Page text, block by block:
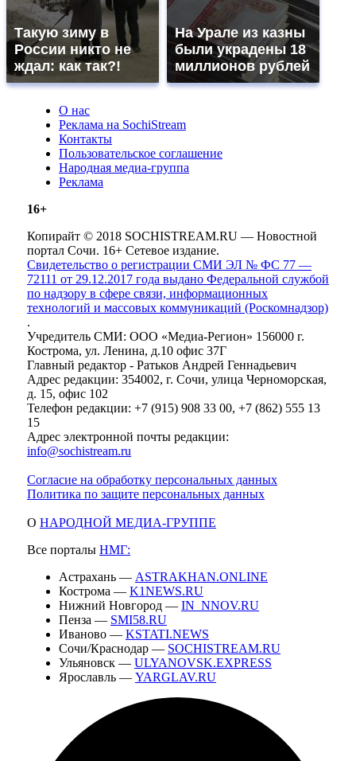
Такую зиму в
России никто не
ждал: как так?!
На Урале из казны
были украдены 18
миллионов рублей
О нас
Реклама на SochiStream
Контакты
Пользовательское соглашение
Народная медиа-группа
Реклама
16+
Копирайт © 2018 SOCHISTREAM.RU — Новостной
портал Сочи. 16+ Сетевое издание.
Свидетельство о регистрации СМИ ЭЛ № ФС 77 —
72111 от 29.12.2017 года выдано Федеральной службой
по надзору в сфере связи, информационных
технологий и массовых коммуникаций (Роскомнадзор)
.
Учредитель СМИ: ООО «Медиа-Регион» 156000 г.
Кострома, ул. Ленина, д.10 офис 37Г
Главный редактор - Ратьков Андрей Геннадьевич
Адрес редакции: 354002, г. Сочи, улица Черноморская,
д. 15, офис 102
Телефон редакции: +7 (915) 908 33 00, +7 (862) 555 13
15
Адрес электронной почты редакции:
info@sochistream.ru
Согласие на обработку персональных данных
Политика по защите персональных данных
О НАРОДНОЙ МЕДИА-ГРУППЕ
Все порталы НМГ:
Астрахань — ASTRAKHAN.ONLINE
Кострома — K1NEWS.RU
Нижний Новгород — IN_NNOV.RU
Пенза — SMI58.RU
Иваново — KSTATI.NEWS
Сочи/Краснодар — SOCHISTREAM.RU
Ульяновск — ULYANOVSK.EXPRESS
Ярославль — YARGLAV.RU